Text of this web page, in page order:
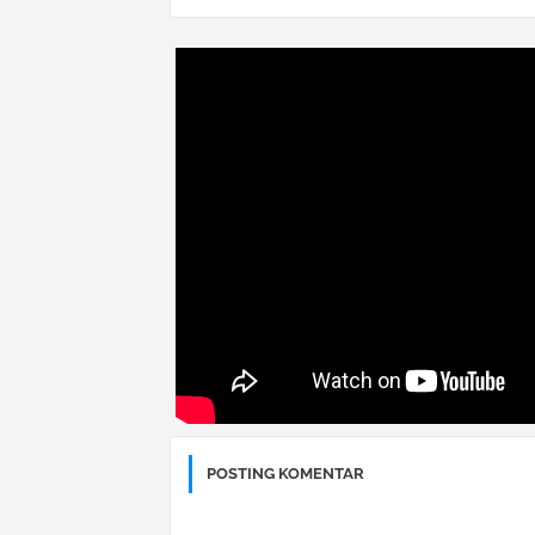
POSTING KOMENTAR